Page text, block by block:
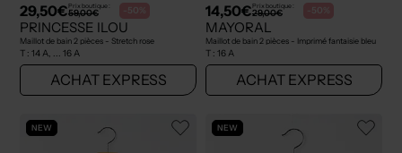
29,50€Prix boutique :
59,00€ -50%
PRINCESSE ILOU
Maillot de bain 2 pièces - Stretch rose
T : 14 A, ... 16 A
ACHAT EXPRESS
14,50€Prix boutique :
29,00€ -50%
MAYORAL
Maillot de bain 2 pièces - Imprimé fantaisie bleu
T : 16 A
ACHAT EXPRESS
NEW NEW